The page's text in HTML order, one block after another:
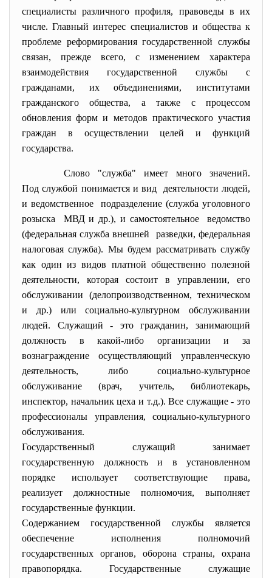
специалисты различного профиля, правоведы в их
числе. Главный интерес специалистов и общества к
проблеме реформирования государственной службы
связан, прежде всего, с изменением характера
взаимодействия государственной службы с
гражданами, их объединениями, институтами
гражданского общества, а также с процессом
обновления форм и методов практического участия
граждан в осуществлении целей и функций
государства.
Слово "служба" имеет много значений.
Под службой понимается и вид деятельности людей,
и ведомственное подразделение (служба уголовного
розыска МВД и др.), и самостоятельное ведомство
(федеральная служба внешней разведки, федеральная
налоговая служба). Мы будем рассматривать службу
как один из видов платной общественно полезной
деятельности, которая состоит в управлении, его
обслуживании (делопроизводственном, техническом
и др.) или социально-культурном обслуживании
людей. Служащий - это гражданин, занимающий
должность в какой-либо организации и за
вознаграждение осуществляющий управленческую
деятельность, либо социально-культурное
обслуживание (врач, учитель, библиотекарь,
инспектор, начальник цеха и т.д.). Все служащие - это
профессионалы управления, социально-культурного
обслуживания.
Государственный служащий занимает
государственную должность и в установленном
порядке использует соответствующие права,
реализует должностные полномочия, выполняет
государственные функции.
Содержанием государственной службы является
обеспечение исполнения полномочий
государственных органов, оборона страны, охрана
правопорядка. Государственные служащие